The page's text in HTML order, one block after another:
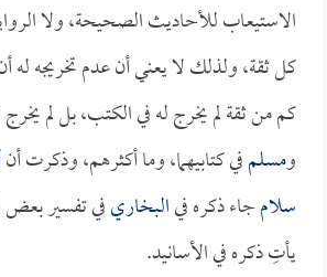
الاستيعاب للأحاديث الصحيحة، ولا
كل ثقة، ولذلك لا يعني أن عدم تخريجه له
كم من ثقة لم يخرج له في الكتب، بل لم يخرج
ومسلمفي كتابيهما، وما أكثرهم، وذكرت أن
سلامجاء ذكره فيالبخاريفي تفسير بعض
يأتِ ذكره في الأسانيد.